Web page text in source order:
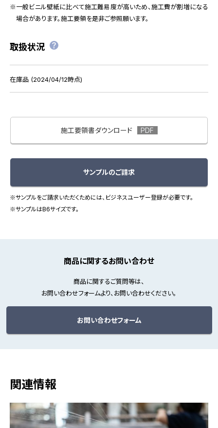
一般ビニル壁紙に比べて施工難易度が高いため、施工費が割増になる
場合があります。施工要領を是非ご参照願います。
取扱状況
在庫品 (2024/04/12時点)
施工要領書ダウンロード
サンプルのご請求
※サンプルをご請求いただくためには、ビジネスユーザー登録が必要です。
※サンプルはB6サイズです。
商品に関するお問い合わせ
商品に関するご質問等は、
お問い合わせフォームより、お問い合わせください。
お問い合わせフォーム
関連情報